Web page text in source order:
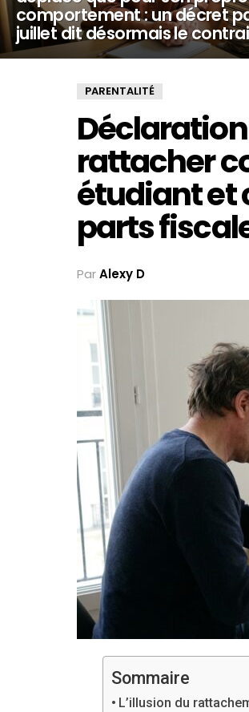
comportement : un décret
juillet dit désormais le
PARENTALITÉ
rattacher
étudiant et
parts
ParAlexy D
Sommaire
L’illusion du